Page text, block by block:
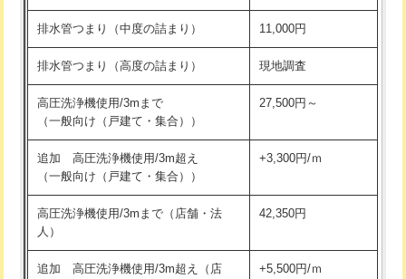
持込商品取付（浄水器・分岐水栓） 16,500円
給水管工事※（ホール加工) 16,500円
給水管工事※（バンド止め) 3,300円
給水管工事※（支持金具設置)
給水管工事※（保温材使用（バンド止
め込み）)
5,500円
給水管工事※（土の掘削・埋め戻し作
業)
11,000円
給水管工事※（塩ビ管（VP・HI）使
33,000円
排水管つまり（中度の詰まり） 11,000円
排水管つまり（高度の詰まり） 現地調査
高圧洗浄機使用/3mまで
（一般向け（戸建て・集合））
27,500円～
追加 高圧洗浄機使用/3m超え
（一般向け（戸建て・集合））
+3,300円/ｍ
高圧洗浄機使用/3mまで（店舗・法
人）
42,350円
追加 高圧洗浄機使用/3m超え（店
+5,500円/ｍ